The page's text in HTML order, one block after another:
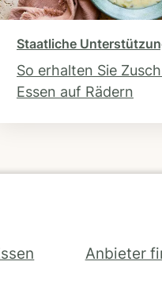
Staatliche
So erhalten Sie
Essen auf Rädern
Anbieter